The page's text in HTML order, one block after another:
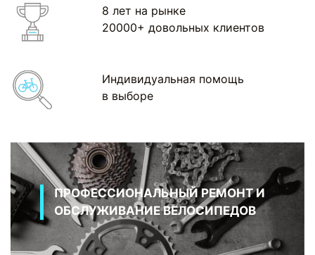
8 лет на рынке
20000+ довольных клиентов
Индивидуальная помощь
в выборе
ПРОФЕССИОНАЛЬНЫЙ РЕМОНТ И
ОБСЛУЖИВАНИЕ ВЕЛОСИПЕДОВ